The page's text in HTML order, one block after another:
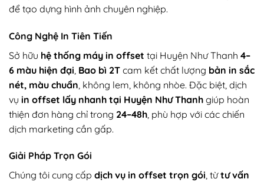
để tạo dựng hình ảnh chuyên nghiệp.
Công Nghệ In Tiên Tiến
Sở hữu hệ thống máy in offset tại Huyện Như Thanh 4–
6 màu hiện đại Bao bì 2T cam kết chất lượng bản in sắc
nét, màu chuẩn , không lem, không nhòe. Đặc biệt, dịch
vụ in offset lấy nhanh tại Huyện Như Thanh giúp hoàn
thiện đơn hàng chỉ trong 24–48h , phù hợp với các chiến
dịch marketing cần gấp.
Giải Pháp Trọn Gói
Chúng tôi cung cấp dịch vụ in offset trọn gói, từtư vấn